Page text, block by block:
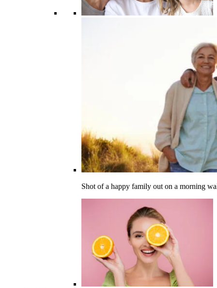
Shot of a happy family out on a morning